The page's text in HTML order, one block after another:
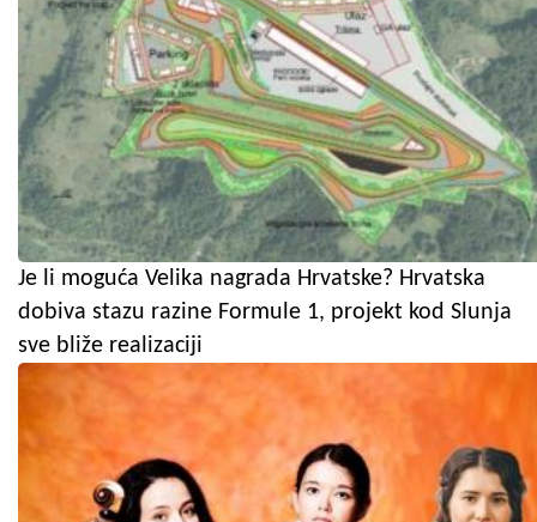
Je li moguća Velika nagrada Hrvatske? Hrvatska
dobiva stazu razine Formule 1, projekt kod Slunja
sve bliže realizaciji